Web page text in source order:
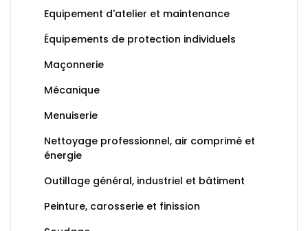
Equipement d'atelier et maintenance
Équipements de protection individuels
Maçonnerie
Mécanique
Menuiserie
Nettoyage professionnel, air comprimé et
énergie
Outillage général, industriel et bâtiment
Peinture, carosserie et finission